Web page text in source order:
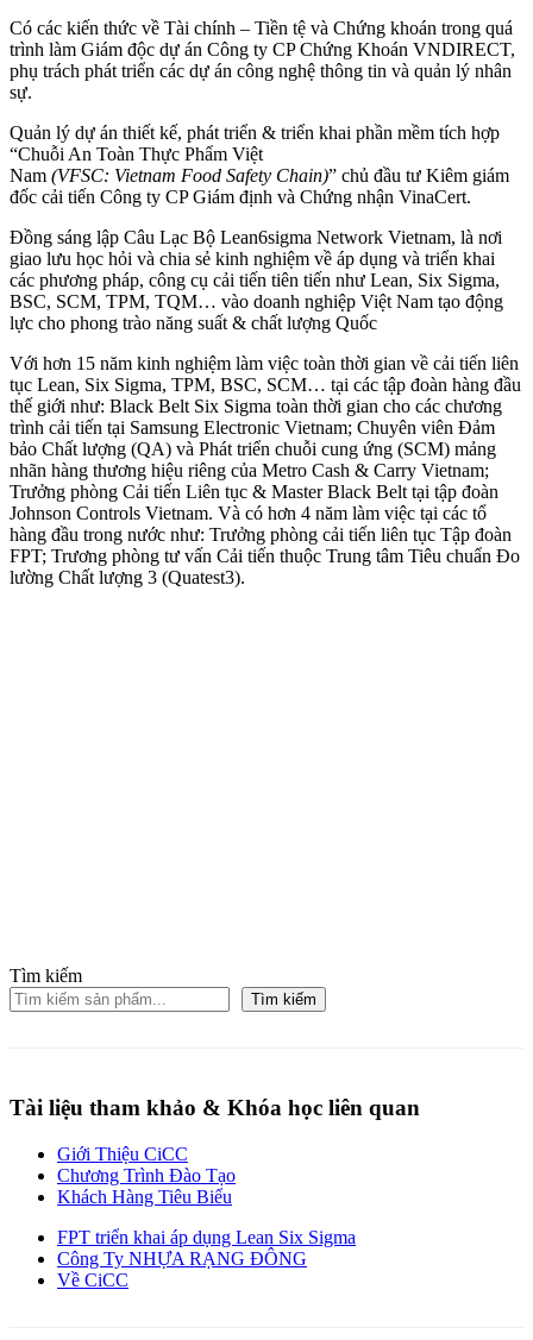
Có các kiến thức về Tài chính – Tiền tệ và Chứng khoán trong quá
trình làm Giám độc dự án Công ty CP Chứng Khoán VNDIRECT,
phụ trách phát triển các dự án công nghệ thông tin và quản lý nhân
sự.
Quản lý dự án thiết kế, phát triển & triển khai phần mềm tích hợp
“Chuỗi An Toàn Thực Phẩm Việt
Nam (VFSC: Vietnam Food Safety Chain)” chủ đầu tư Kiêm giám
đốc cải tiến Công ty CP Giám định và Chứng nhận VinaCert.
Đồng sáng lập Câu Lạc Bộ Lean6sigma Network Vietnam, là nơi
giao lưu học hỏi và chia sẻ kinh nghiệm về áp dụng và triển khai
các phương pháp, công cụ cải tiến tiên tiến như Lean, Six Sigma,
BSC, SCM, TPM, TQM… vào doanh nghiệp Việt Nam tạo động
lực cho phong trào năng suất & chất lượng Quốc
Với hơn 15 năm kinh nghiệm làm việc toàn thời gian về cải tiến liên
tục Lean, Six Sigma, TPM, BSC, SCM… tại các tập đoàn hàng đầu
thế giới như: Black Belt Six Sigma toàn thời gian cho các chương
trình cải tiến tại Samsung Electronic Vietnam; Chuyên viên Đảm
bảo Chất lượng (QA) và Phát triển chuỗi cung ứng (SCM) mảng
nhãn hàng thương hiệu riêng của Metro Cash & Carry Vietnam;
Trưởng phòng Cải tiến Liên tục & Master Black Belt tại tập đoàn
Johnson Controls Vietnam. Và có hơn 4 năm làm việc tại các tổ
hàng đầu trong nước như: Trưởng phòng cải tiến liên tục Tập đoàn
FPT; Trương phòng tư vấn Cải tiến thuộc Trung tâm Tiêu chuẩn Đo
lường Chất lượng 3 (Quatest3).
Tìm kiếm
Tìm kiếm
Tài liệu tham khảo & Khóa học liên quan
Giới Thiệu CiCC
Chương Trình Đào Tạo
Khách Hàng Tiêu Biểu
FPT triển khai áp dụng Lean Six Sigma
Công Ty NHỰA RẠNG ĐÔNG
Về CiCC